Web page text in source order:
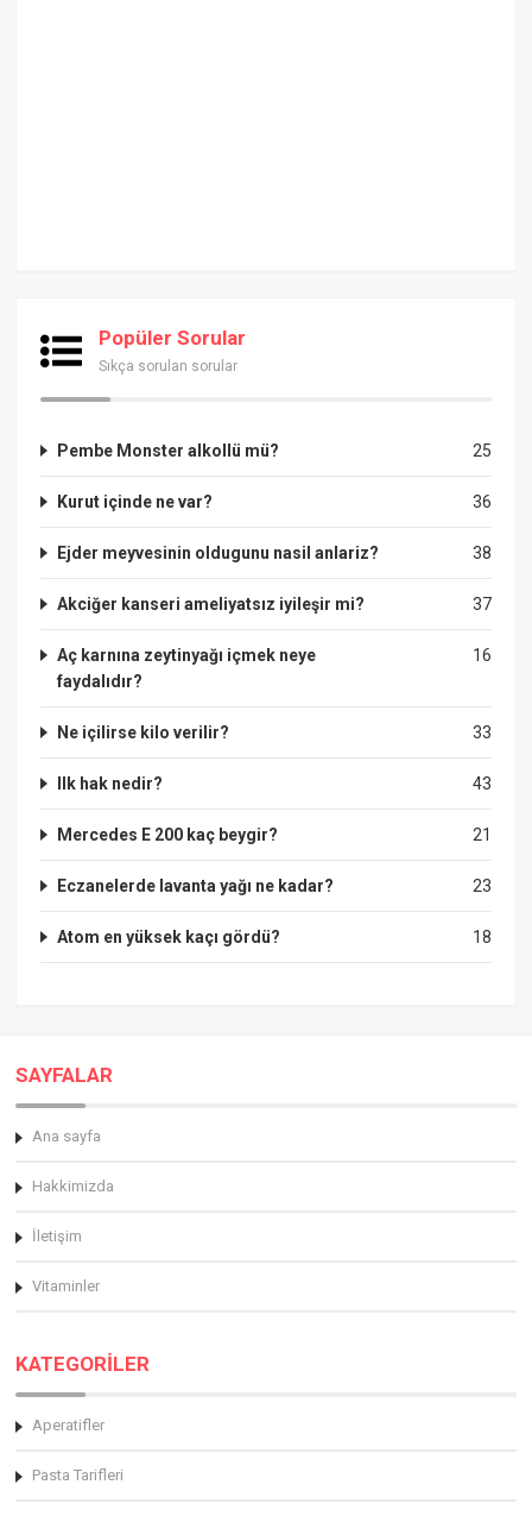
Popüler Sorular
Sıkça sorulan sorular
25
Pembe Monster alkollü mü?
36
Kurut içinde ne var?
38
Ejder meyvesinin oldugunu nasil anlariz?
37
Akciğer kanseri ameliyatsız iyileşir mi?
16
Aç karnına zeytinyağı içmek neye
faydalıdır?
33
Ne içilirse kilo verilir?
43
Ilk hak nedir?
21
Mercedes E 200 kaç beygir?
23
Eczanelerde lavanta yağı ne kadar?
18
Atom en yüksek kaçı gördü?
SAYFALAR
Ana sayfa
Hakkimizda
İletişim
Vitaminler
KATEGORİLER
Aperatifler
Pasta Tarifleri